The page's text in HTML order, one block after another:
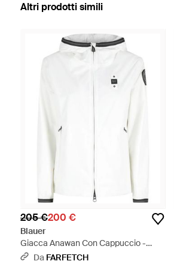
Altri prodotti simili
205 €200 €
Blauer
Giacca Anawan Con Cappuccio -
Bianco
Da FARFETCH